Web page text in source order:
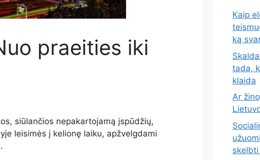
praeities iki
siūlančios nepakartojamą įspūdžių,
leisimės į kelionę laiku, apžvelgdami
Kaip
ką
tada,
klaida
Ar
skelbti